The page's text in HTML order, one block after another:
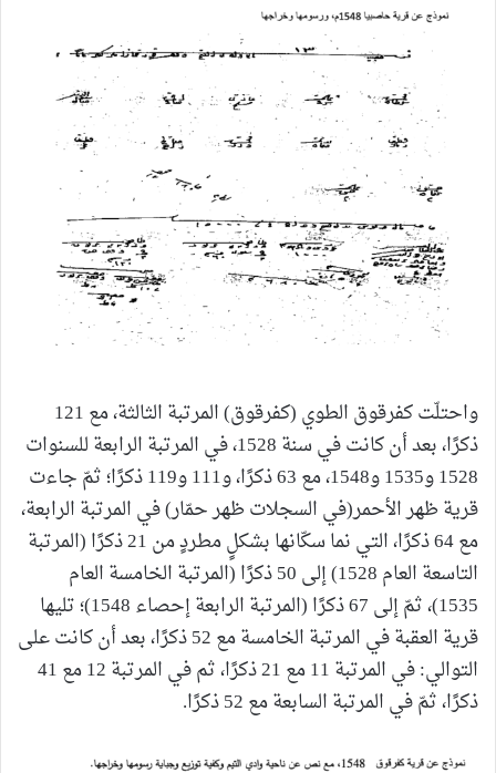
واحتلّت كفرقوق الطوي (كفرقوق) المرتبة الثالثة، مع 121
ذكرًا، بعد أن كانت في سنة 1528، في المرتبة الرابعة للسنوات
1528 و1535 و1548، مع 63 ذكرًا، و111 و119 ذكرًا؛ ثمّ جاءت
قرية ظهر الأحمر(في السجلات ظهر حمّار) في المرتبة الرابعة،
مع 64 ذكرًا، التي نما سكّانها بشكلٍ مطردٍ من 21 ذكرًا (المرتبة
التاسعة العام 1528) إلى 50 ذكرًا (المرتبة الخامسة العام
1535)، ثمّ إلى 67 ذكرًا (المرتبة الرابعة إحصاء 1548)؛ تليها
قرية العقبة في المرتبة الخامسة مع 52 ذكرًا، بعد أن كانت على
التوالي: في المرتبة 11 مع 21 ذكرًا، ثم في المرتبة 12 مع 41
ذكرًا، ثمّ في المرتبة السابعة مع 52 ذكرًا.